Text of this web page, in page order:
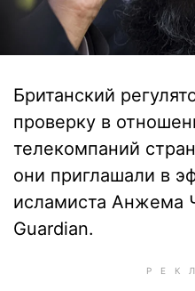
Британский
проверку в
телекомпаний
они приглашали в
исламиста Анжема
Guardian.